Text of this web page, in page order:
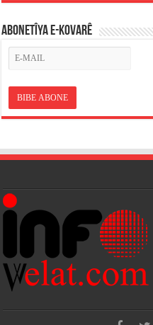
ABONETÎYA E-KOVARÊ